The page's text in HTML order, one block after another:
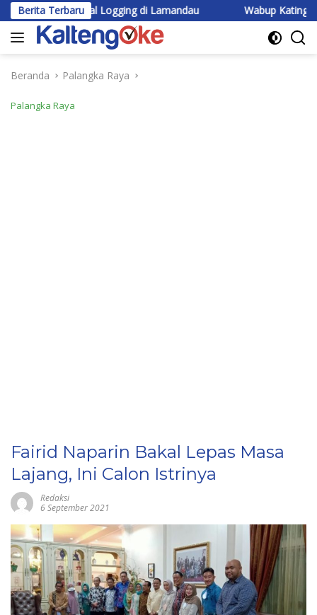
Langsung
ke
konten
Berita Terbaru
Logging di Lamandau Wabup Katingan Beri
Beranda Palangka Raya
Palangka Raya
Fairid Naparin Bakal Lepas Masa
Lajang, Ini Calon Istrinya
Redaksi
6 September 2021